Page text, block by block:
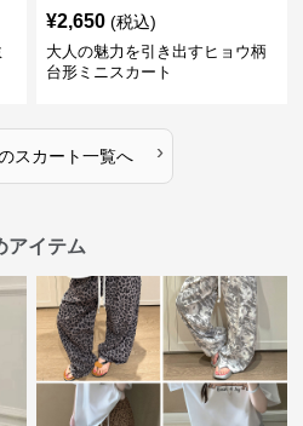
¥2,650 (税込)
大人の魅力を引き出すヒョウ柄
台形ミニスカート
スカート一覧へ ›
アイテム